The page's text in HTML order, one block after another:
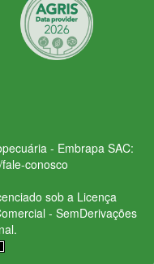
- Embrapa SAC:
conosco
sob a Licença
- SemDerivações